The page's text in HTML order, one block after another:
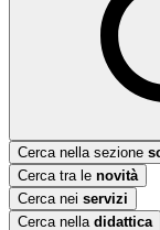
Cerca nella sezione
Cerca tra le novità
Cerca nei servizi
Cerca nella didattica